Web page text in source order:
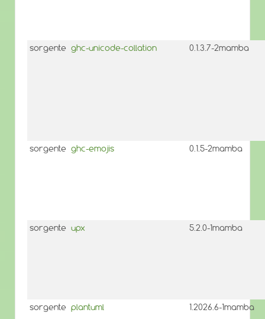
sorgente ghc-unicode-collation 0.1.3.7-2mamba
sorgente ghc-emojis 0.1.5-2mamba
sorgente upx 5.2.0-1mamba
sorgente plantuml 1.2026.6-1mamba